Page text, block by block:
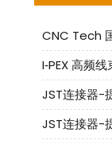
CNC Tech
I‑PEX 高频